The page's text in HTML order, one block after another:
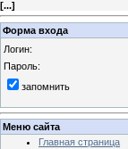
[...]
Форма входа
Логин:
Пароль:
запомнить
Меню сайта
Главная страница